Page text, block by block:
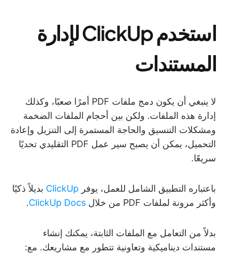
استخدم ClickUp لإدارة
المستندات
لا ينبغي أن يكون دمج ملفات PDF أمرًا صعبًا، وكذلك
إدارة هذه الملفات. ولكن بين أحجام الملفات الضخمة
ومشكلات التنسيق والحاجة المستمرة إلى التنزيل وإعادة
التحميل، يمكن أن يصبح سير عمل PDF التقليدي تحديًا
سريعًا.
باعتباره التطبيق الشامل للعمل، يوفر ClickUp بديلاً ذكيًا
وأكثر مرونة لملفات PDF من خلال
ClickUp Docs
.
بدلاً من التعامل مع الملفات الثابتة، يمكنك إنشاء
مستندات ديناميكية وتعاونية تتطور مع مشاريعك. مع: